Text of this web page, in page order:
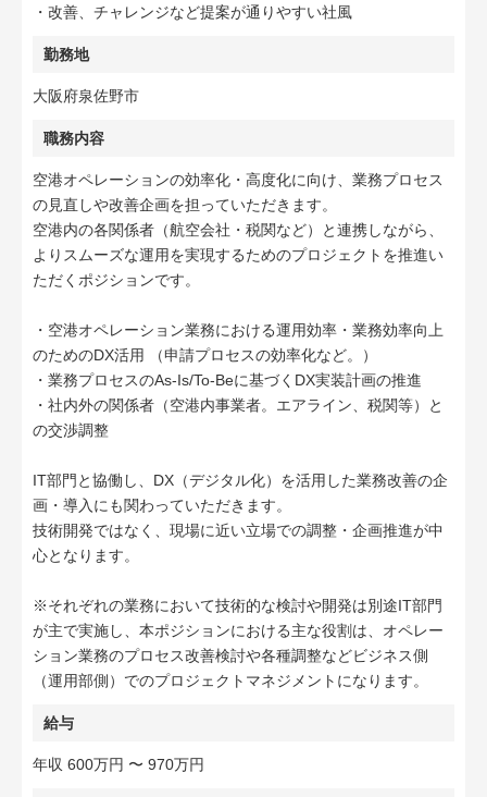
・改善、チャレンジなど提案が通りやすい社風
勤務地
大阪府泉佐野市
職務内容
空港オペレーションの効率化・高度化に向け、業務プロセス
の見直しや改善企画を担っていただきます。
空港内の各関係者（航空会社・税関など）と連携しながら、
よりスムーズな運用を実現するためのプロジェクトを推進い
ただくポジションです。
・空港オペレーション業務における運用効率・業務効率向上
のためのDX活用 （申請プロセスの効率化など。）
・業務プロセスのAs-Is/To-Beに基づくDX実装計画の推進
・社内外の関係者（空港内事業者。エアライン、税関等）と
の交渉調整
IT部門と協働し、DX（デジタル化）を活用した業務改善の企
画・導入にも関わっていただきます。
技術開発ではなく、現場に近い立場での調整・企画推進が中
心となります。
※それぞれの業務において技術的な検討や開発は別途IT部門
が主で実施し、本ポジションにおける主な役割は、オペレー
ション業務のプロセス改善検討や各種調整などビジネス側
（運用部側）でのプロジェクトマネジメントになります。
給与
年収 600万円 〜 970万円